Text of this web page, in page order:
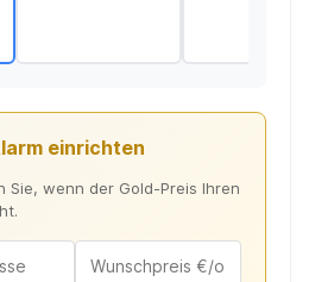
einrichten
Sie, wenn der Gold-Preis Ihren